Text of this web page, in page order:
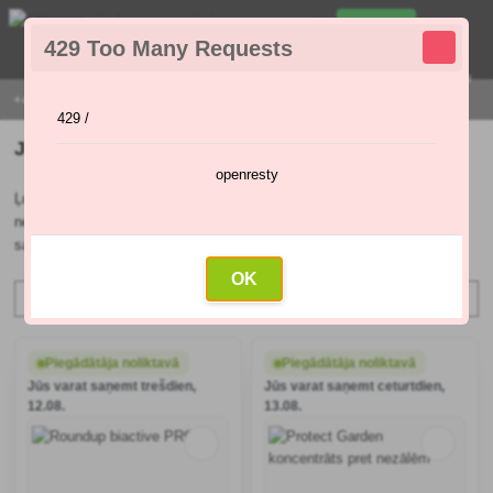
429 Too Many Requests
429 /
openresty
OK
+421 915 420 295 | PIRMDIENA - PIEKTDIENA 9:00 - 16:00
Menu
Jaunākais Preparāti pret nezālēm
Ļoti noderīga var būt smidzināšana pret nezālēm. Dārzā augošās
nezāles var nodarīt lielu kaitējumu, jo īpaši, ja tās ir pīlādzenes vai
sausmētras.
Piegādātāja noliktavā
Jūs varat saņemt trešdien,
12.08.
Piegādātāja noliktavā
Jūs varat saņemt ceturtdien,
13.08.